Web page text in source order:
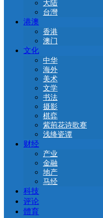
大陆
台灣
港澳
香港
澳门
文化
中华
海外
美术
文学
书法
摄影
棋弈
紫荊花诗歌赛
浅绛瓷谭
财经
产业
金融
地产
马经
科技
评论
體育